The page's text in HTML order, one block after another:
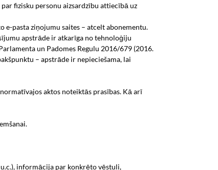
fizisku personu aizsardzību attiecībā uz
e-pasta ziņojumu saites – atcelt abonementu.
apstrāde ir atkarīga no tehnoloģiju
un Padomes Regulu 2016/679 (2016.
– apstrāde ir nepieciešama, lai
aktos noteiktās prasības. Kā arī
informācija par konkrēto vēstuli,